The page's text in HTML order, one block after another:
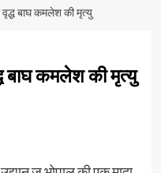
वृद्ध बाघ कमलेश की मृत्यु
बाघ कमलेश की मृत्यु